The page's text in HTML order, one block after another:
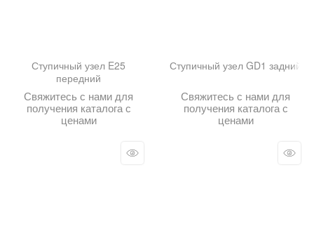
Ступичный узел E25
передний
Свяжитесь с нами для
получения каталога с
ценами
Ступичный узел GD1 задний
Свяжитесь с нами для
получения каталога с
ценами